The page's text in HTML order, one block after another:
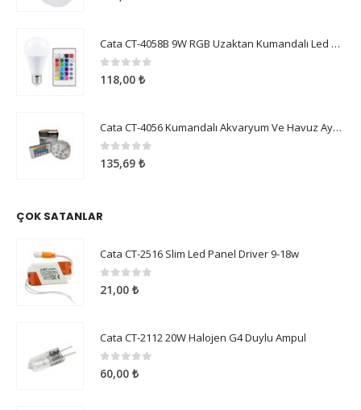
Cata CT-4058B 9W RGB Uzaktan Kumandalı Led Ampul Beyaz Işık
0 5 üzerinden
118,00 ₺
Cata CT-4056 Kumandalı Akvaryum Ve Havuz Aydınlatma
05 üzerinden
135,69 ₺
ÇOK SATANLAR
Cata CT-2516 Slim Led Panel Driver 9-18w
0 5 üzerinden
21,00 ₺
Cata CT-2112 20W Halojen G4 Duylu Ampul
0 5 üzerinden
60,00 ₺